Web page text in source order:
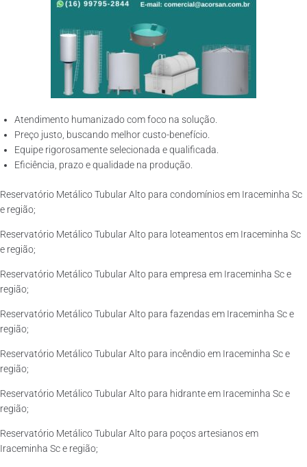
Atendimento humanizado com foco na solução.
Preço justo, buscando melhor custo-benefício.
Equipe rigorosamente selecionada e qualificada.
Eficiência, prazo e qualidade na produção.
Reservatório Metálico Tubular Alto para condomínios em Iraceminha Sc
e região;
Reservatório Metálico Tubular Alto para loteamentos em Iraceminha Sc
e região;
Reservatório Metálico Tubular Alto para empresa em Iraceminha Sc e
região;
Reservatório Metálico Tubular Alto para fazendas em Iraceminha Sc e
região;
Reservatório Metálico Tubular Alto para incêndio em Iraceminha Sc e
região;
Reservatório Metálico Tubular Alto para hidrante em Iraceminha Sc e
região;
Reservatório Metálico Tubular Alto para poços artesianos em
Iraceminha Sc e região;